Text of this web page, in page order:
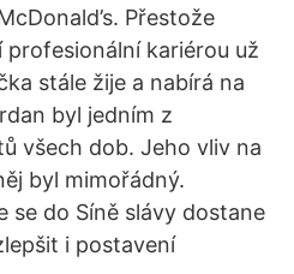
Přestože
kariérou už
stále žije a nabírá na
byl jedním z
všech dob. Jeho vliv na
byl mimořádný.
se do Síně slávy dostane
i postavení